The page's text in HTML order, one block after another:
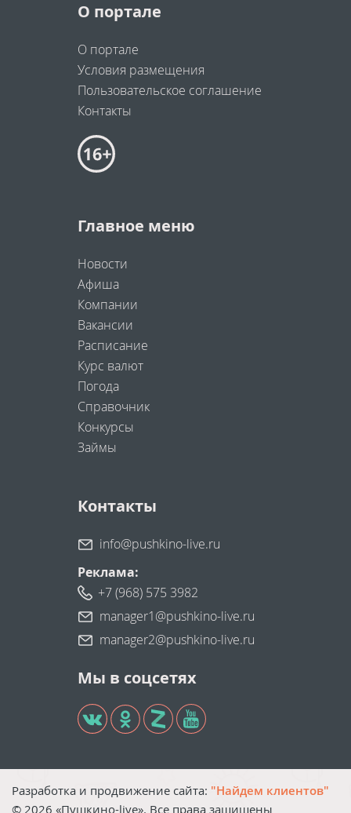
О портале
О портале
Условия размещения
Пользовательское соглашение
Контакты
Главное меню
Новости
Афиша
Компании
Вакансии
Расписание
Курс валют
Погода
Справочник
Конкурсы
Займы
Контакты
info@pushkino-live.ru
Реклама:
+7 (968) 575 3982
manager1@pushkino-live.ru
manager2@pushkino-live.ru
Мы в соцсетях
Разработка и продвижение сайта: "Найдем клиентов"
© 2026 «Пушкино-live». Все права защищены